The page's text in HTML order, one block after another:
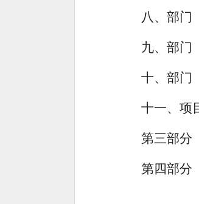
八、 部门
九、 部门
十、 部门
十一、 项
第三部分
第四部分